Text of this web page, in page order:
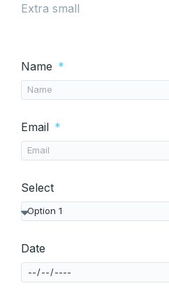
Extra small
Name
Email
Select
Date